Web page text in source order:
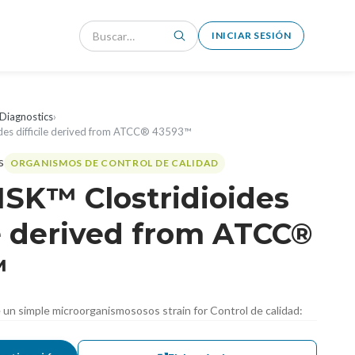
INICIAR SESIÓN
›
difficile derived from ATCC® 43593™
ORGANISMOS DE CONTROL DE CALIDAD
Clostridioides
from ATCC®
simple microorganismososos strain for Control de calidad: